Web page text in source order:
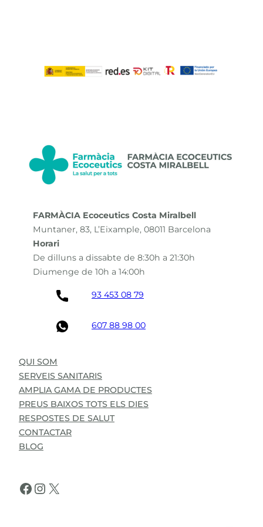
FARMÀCIA Ecoceutics Costa Miralbell
Muntaner, 83, L’Eixample, 08011 Barcelona
Horari
De dilluns a dissabte de 8:30h a 21:30h
Diumenge de 10h a 14:00h
93 453 08 79
607 88 98 00
QUI SOM
SERVEIS SANITARIS
AMPLIA GAMA DE PRODUCTES
PREUS BAIXOS TOTS ELS DIES
RESPOSTES DE SALUT
CONTACTAR
BLOG
Facebook Instagram X